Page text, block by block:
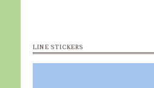
LINE STICKERS